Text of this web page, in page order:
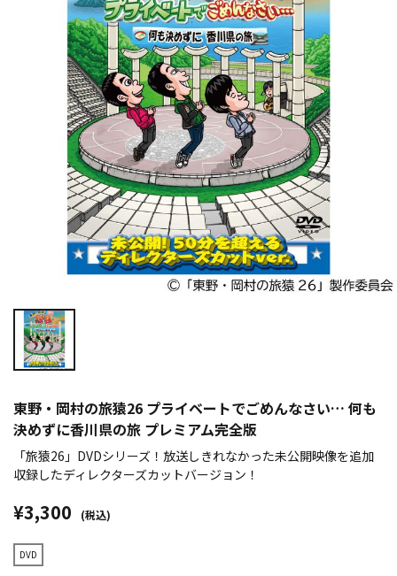
東野・岡村の旅猿26 プライベートでごめんなさい… 何も
決めずに香川県の旅 プレミアム完全版
「旅猿26」DVDシリーズ！放送しきれなかった未公開映像を追加
収録したディレクターズカットバージョン！
¥3,300 (税込)
DVD